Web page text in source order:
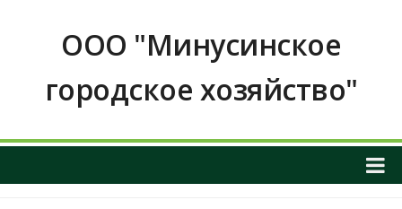
ООО "Минусинское
городское хозяйство"